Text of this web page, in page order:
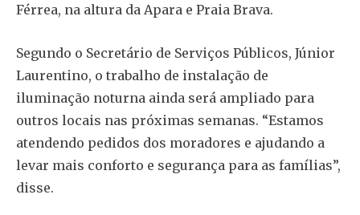
Férrea, na altura da Apara e Praia Brava.
Segundo o Secretário de Serviços Públicos, Júnior
Laurentino, o trabalho de instalação de
iluminação noturna ainda será ampliado para
outros locais nas próximas semanas. “Estamos
atendendo pedidos dos moradores e ajudando a
levar mais conforto e segurança para as famílias”,
disse.